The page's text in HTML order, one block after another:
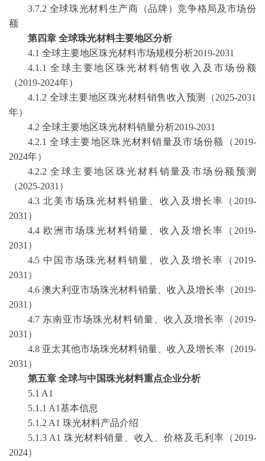
3.7.2 全球珠光材料生产商（品牌）竞争格局及市场份
额
第四章 全球珠光材料主要地区分析
4.1 全球主要地区珠光材料市场规模分析2019-2031
4.1.1 全球主要地区珠光材料销售收入及市场份额
（2019-2024年）
4.1.2 全球主要地区珠光材料销售收入预测（2025-2031
年）
4.2 全球主要地区珠光材料销量分析2019-2031
4.2.1 全球主要地区珠光材料销量及市场份额（2019-
2024年）
4.2.2 全球主要地区珠光材料销量及市场份额预测
（2025-2031）
4.3 北美市场珠光材料销量、收入及增长率（2019-
2031）
4.4 欧洲市场珠光材料销量、收入及增长率（2019-
2031）
4.5 中国市场珠光材料销量、收入及增长率（2019-
2031）
4.6 澳大利亚市场珠光材料销量、收入及增长率（2019-
2031）
4.7 东南亚市场珠光材料销量、收入及增长率（2019-
2031）
4.8 亚太其他市场珠光材料销量、收入及增长率（2019-
2031）
第五章 全球与中国珠光材料重点企业分析
5.1 A1
5.1.1 A1基本信息
5.1.2 A1 珠光材料产品介绍
5.1.3 A1 珠光材料销量、收入、价格及毛利率（2019-
2024）